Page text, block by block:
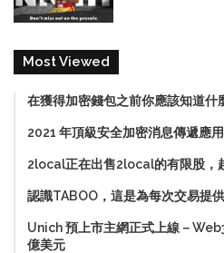
Most Viewed
在獲得加密錢包之前你應該知道什
2021 年頂級安全加密消息傳遞應
2local正在出售2local的有限股，
認識TABOO，這是為每次交易提
Unich 預上市主網正式上線－
億美元